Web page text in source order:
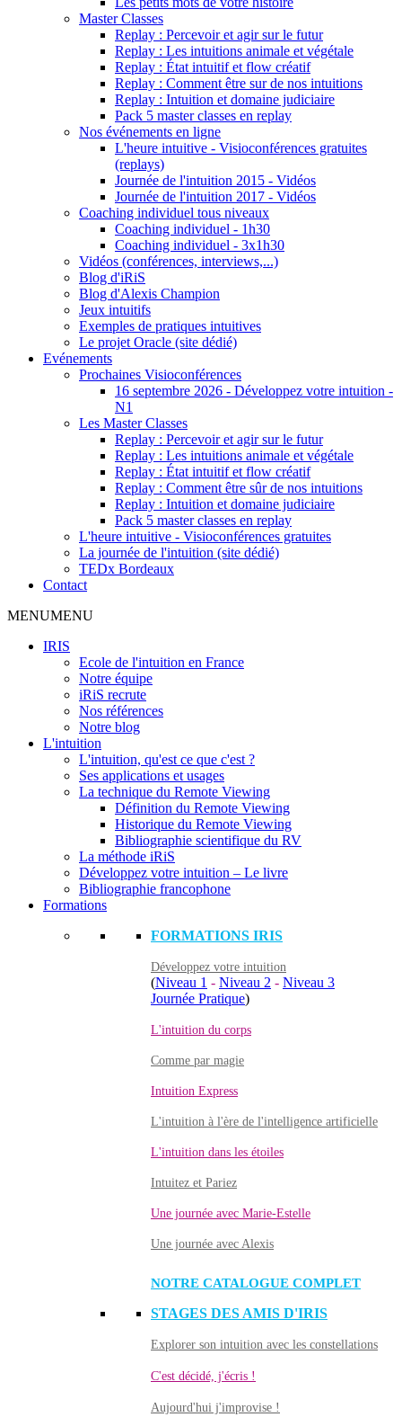
Master Classes
Replay : Percevoir et agir sur le futur
Replay : Les intuitions animale et végétale
Replay : État intuitif et flow créatif
Replay : Comment être sur de nos intuitions
Replay : Intuition et domaine judiciaire
Pack 5 master classes en replay
Nos événements en ligne
L'heure intuitive - Visioconférences gratuites
(replays)
Journée de l'intuition 2015 - Vidéos
Journée de l'intuition 2017 - Vidéos
Coaching individuel tous niveaux
Coaching individuel - 1h30
Coaching individuel - 3x1h30
Vidéos (conférences, interviews,...)
Blog d'iRiS
Blog d'Alexis Champion
Jeux intuitifs
Exemples de pratiques intuitives
Le projet Oracle (site dédié)
Evénements
Prochaines Visioconférences
16 septembre 2026 - Développez votre intuition -
N1
Les Master Classes
Replay : Percevoir et agir sur le futur
Replay : Les intuitions animale et végétale
Replay : État intuitif et flow créatif
Replay : Comment être sûr de nos intuitions
Replay : Intuition et domaine judiciaire
Pack 5 master classes en replay
L'heure intuitive - Visioconférences gratuites
La journée de l'intuition (site dédié)
TEDx Bordeaux
Contact
MENUMENU
IRIS
Ecole de l'intuition en France
Notre équipe
iRiS recrute
Nos références
Notre blog
L'intuition
L'intuition, qu'est ce que c'est ?
Ses applications et usages
La technique du Remote Viewing
Définition du Remote Viewing
Historique du Remote Viewing
Bibliographie scientifique du RV
La méthode iRiS
Développez votre intuition – Le livre
Bibliographie francophone
Formations
FORMATIONS IRIS
Développez votre intuition
(Niveau 1 - Niveau 2 - Niveau 3
Journée Pratique)
L'intuition du corps
Comme par magie
Intuition Express
L'intuition à l'ère de l'intelligence artificielle
L'intuition dans les étoiles
Intuitez et Pariez
Une journée avec Marie-Estelle
Une journée avec Alexis
NOTRE CATALOGUE COMPLET
STAGES DES AMIS D'IRIS
Explorer son intuition avec les constellations
C'est décidé, j'écris !
Aujourd'hui j'improvise !